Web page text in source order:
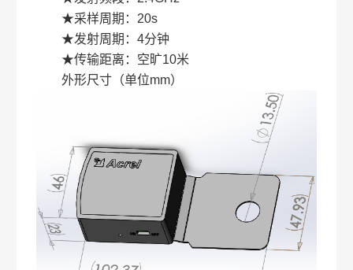
★采样周期：20s
★发射周期：4分钟
★传输距离：空旷10米
外形尺寸（单位mm）